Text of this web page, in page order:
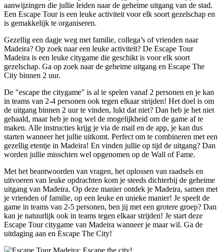
aanwijzingen die jullie leiden naar de geheime uitgang van de stad.
Een Escape Tour is een leuke activiteit voor elk soort gezelschap en
is gemakkelijk te organiseren.
Gezellig een dagje weg met familie, collega’s of vrienden naar
Madeira? Op zoek naar een leuke activiteit? De Escape Tour
Madeira is een leuke citygame die geschikt is voor elk soort
gezelschap. Ga op zoek naar de geheime uitgang en Escape The
City binnen 2 uur.
De "escape the citygame" is al te spelen vanaf 2 personen en je kan
in teams van 2-4 personen ook tegen elkaar strijden! Het doel is om
de uitgang binnen 2 uur te vinden, lukt dat niet? Dan heb je het niet
gehaald, maar heb je nog wel de mogelijkheid om de game af te
maken. Alle instructies krijg je via de mail en de app, je kan dus
starten wanneer het jullie uitkomt. Perfect om te combineren met een
gezellig etentje in Madeira! En vinden jullie op tijd de uitgang? Dan
worden jullie misschien wel opgenomen op de Wall of Fame.
Met het beantwoorden van vragen, het oplossen van raadsels en
uitvoeren van leuke opdrachten kom je steeds dichterbij de geheime
uitgang van Madeira. Op deze manier ontdek je Madeira, samen met
je vrienden of familie, op een leuke en unieke manier! Je speelt de
game in teams van 2-5 personen, ben jij met een grotere groep? Dan
kan je natuurlijk ook in teams tegen elkaar strijden! Je start deze
Escape Tour citygame van Madeira wanneer je maar wil. Ga de
uitdaging aan en Escape The City!